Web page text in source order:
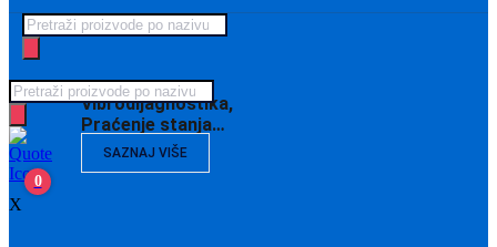
Vibrodijagnostika,
Praćenje stanja…
SAZNAJ VIŠE
Products
search
Products
search
0
X